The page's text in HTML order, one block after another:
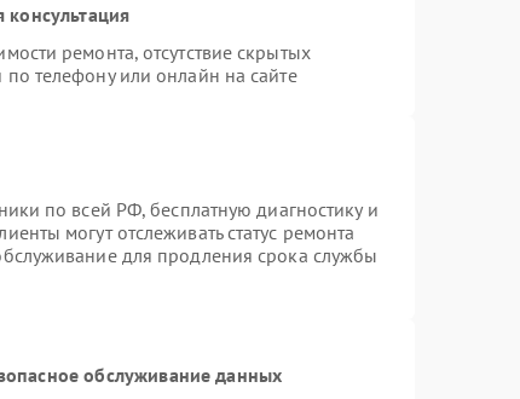
ремонта, отсутствие скрытых
телефону или онлайн на сайте
по всей РФ, бесплатную диагностику и
могут отслеживать статус ремонта
для продления срока службы
обслуживание данных